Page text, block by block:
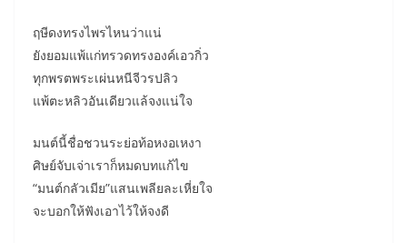
ฤษีดงทรงไพรไหนว่าแน่
ยังยอมแพ้แก่ทรวดทรงองค์เอวกิ่ว
ทุกพรตพระเผ่นหนีจีวรปลิว
แพ้ตะหลิวอันเดียวแล้จงแน่ใจ
มนต์นี้ชื่อชวนระย่อท้อหงอเหงา
ศิษย์จับเจ่าเราก็หมดบทแก้ไข
“มนต์กลัวเมีย”แสนเพลียละเหี่ยใจ
จะบอกให้ฟังเอาไว้ให้จงดี